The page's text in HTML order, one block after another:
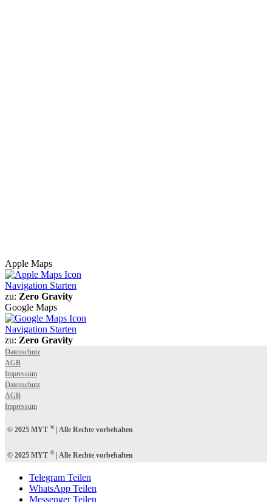
Apple Maps
Navigation Starten
zu: Zero Gravity
Google Maps
Navigation Starten
zu: Zero Gravity
Datenschutz
AGB
Impressum
Datenschutz
AGB
Impressum
© 2025 MYT ®| Alle Rechte vorbehalten
© 2025 MYT ®| Alle Rechte vorbehalten
Telegram Teilen
WhatsApp Teilen
Messenger Teilen